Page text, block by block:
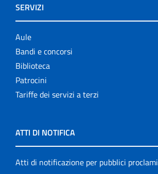
SERVIZI
Aule
Bandi e concorsi
Biblioteca
Patrocini
Tariffe dei servizi a terzi
ATTI DI NOTIFICA
Atti di notificazione per pubblici proclami